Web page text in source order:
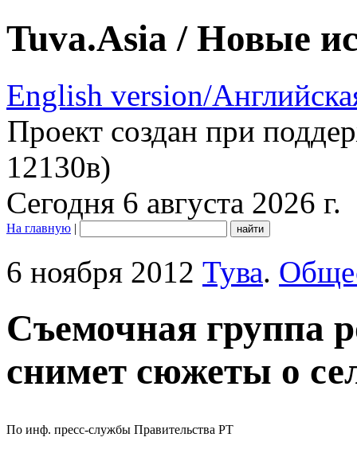
Tuva.Asia / Новые
English version/
Проект создан при
12130в)
Сегодня 6 августа 2026 г.
На главную |
6 ноября 2012 Тува.
Съемочная группа
снимет сюжеты о
По инф. пресс-службы Правительства РТ